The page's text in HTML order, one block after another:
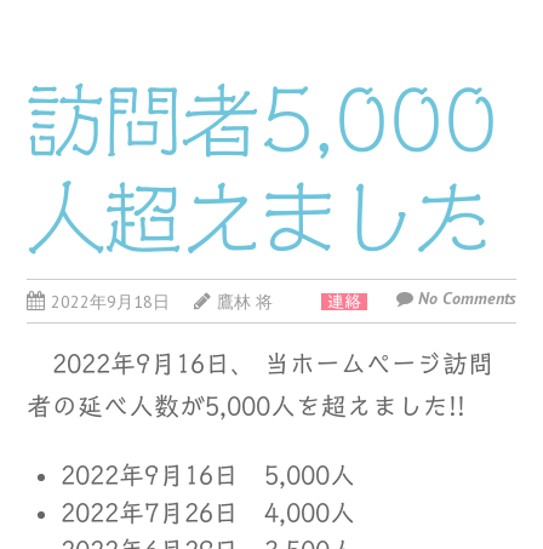
訪問者5,000
人超えました
2022年9月18日 鷹林 将 連絡 No Comments
2022年9月16日、 当ホームページ訪問
者の延べ人数が5,000人を超えました!!
2022年9月16日 5,000人
2022年7月26日 4,000人